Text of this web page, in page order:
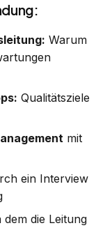
Warum
Qualitätsziele
mit
ein Interview
dem die Leitung